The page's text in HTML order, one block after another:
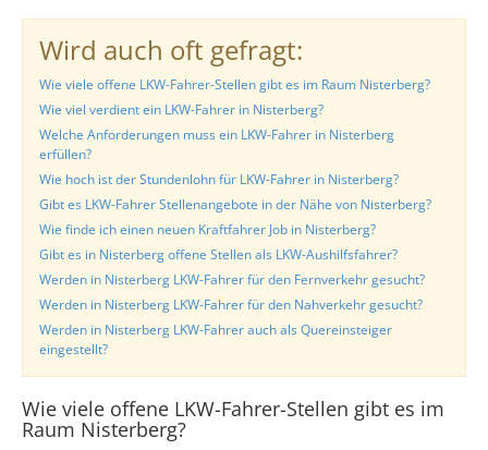
Wird auch oft gefragt:
Wie viele offene LKW-Fahrer-Stellen gibt es im Raum Nisterberg?
Wie viel verdient ein LKW-Fahrer in Nisterberg?
Welche Anforderungen muss ein LKW-Fahrer in Nisterberg
erfüllen?
Wie hoch ist der Stundenlohn für LKW-Fahrer in Nisterberg?
Gibt es LKW-Fahrer Stellenangebote in der Nähe von Nisterberg?
Wie finde ich einen neuen Kraftfahrer Job in Nisterberg?
Gibt es in Nisterberg offene Stellen als LKW-Aushilfsfahrer?
Werden in Nisterberg LKW-Fahrer für den Fernverkehr gesucht?
Werden in Nisterberg LKW-Fahrer für den Nahverkehr gesucht?
Werden in Nisterberg LKW-Fahrer auch als Quereinsteiger
eingestellt?
Wie viele offene LKW-Fahrer-Stellen gibt es im
Raum Nisterberg?